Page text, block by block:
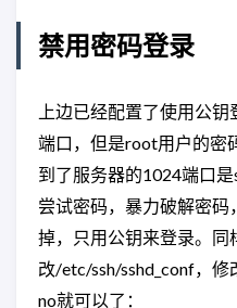
禁用密码登录
上边已经配置了使用公
端口，但是root用户的密
到了服务器的1024端口
尝试密码，暴力破解密
掉，只用公钥来登录。同
改/etc/ssh/sshd_conf，
no就可以了：